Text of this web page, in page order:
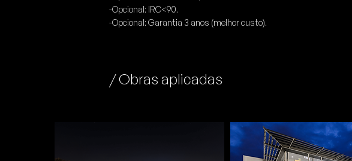
/ Obras aplicadas
-Opcional: IRC<90.
-Opcional: Garantia 3 anos (melhor custo).